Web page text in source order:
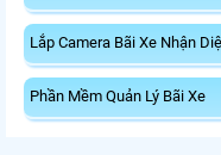
Lắp Camera Bãi Xe Nhận
Phần Mềm Quản Lý Bãi Xe